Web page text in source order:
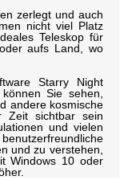
zerlegt und auch
nicht viel Platz
Teleskop für
aufs Land, wo
Starry Night
Sie sehen,
andere kosmische
Zeit sichtbar sein
und vielen
und zu verstehen,
Windows 10 oder